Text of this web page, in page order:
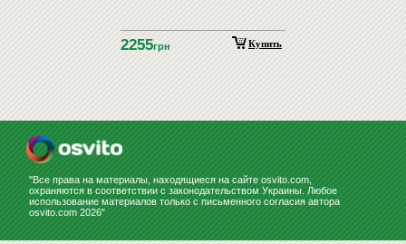
2255грн Купить
"Все права на материалы, находящиеся на сайте osvito.com,
охраняются в соответствии с законодательством Украины. Любое
использование материалов только с письменного согласия автора
osvito.com 2026"